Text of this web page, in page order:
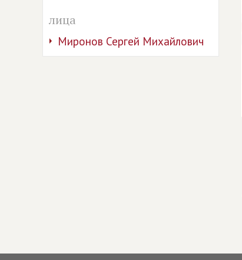
лица
Миронов Сергей Михайлович